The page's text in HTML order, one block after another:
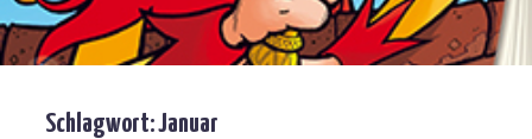
Schlagwort:Januar